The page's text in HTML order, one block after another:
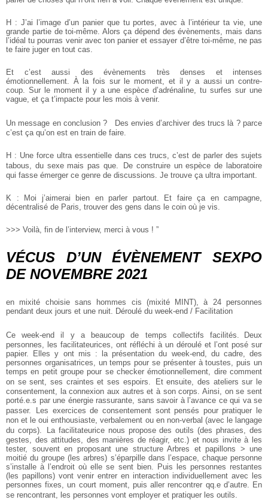
H : J’ai l’image d’un panier que tu portes, avec à l’intérieur ta vie, une
grande partie de toi-même. Alors ça dépend des évènements, mais dans
l’idéal tu pourras venir avec ton panier et essayer d’être toi-même, ne pas
te faire juger en tout cas.
Et c’est aussi des évènements très denses et intenses
émotionnellement. À la fois sur le moment, et il y a aussi un contre-
coup. Sur le moment il y a une espèce d’adrénaline, tu surfes sur une
vague, et ça t’impacte pour les mois à venir.
Un message en conclusion ? Des envies d’archiver des trucs là ? parce
c’est ça qu’on est en train de faire.
H : Une force ultra essentielle dans ces trucs, c’est de parler des sujets
tabous, du sexe mais pas que. De construire un espèce de laboratoire
qui fasse émerger ce genre de discussions. Je trouve ça ultra important.
K : Moi j’aimerai bien en parler partout. Et faire ça en campagne,
décentralisé de Paris, trouver des gens dans le coin où je vis.
>>> Voilà, fin de l’interview, merci à vous ! ”
VÉCUS D’UN ÉVÈNEMENT SEXPO
DE NOVEMBRE 2021
en mixité choisie sans hommes cis (mixité MINT), à 24 personnes
pendant deux jours et une nuit. Déroulé du week-end / Facilitation
Ce week-end il y a beaucoup de temps collectifs facilités. Deux
personnes, les facilitateurices, ont réfléchi à un déroulé et l’ont posé sur
papier. Elles y ont mis : la présentation du week-end, du cadre, des
personnes organisatrices, un temps pour se présenter à toustes, puis un
temps en petit groupe pour se checker émotionnellement, dire comment
on se sent, ses craintes et ses espoirs. Et ensuite, des ateliers sur le
consentement, la connexion aux autres et à son corps. Ainsi, on se sent
porté.e.s par une énergie rassurante, sans savoir à l’avance ce qui va se
passer. Les exercices de consentement sont pensés pour pratiquer le
non et le oui enthousiaste, verbalement ou en non-verbal (avec le langage
du corps). La facilitateurice nous propose des outils (des phrases, des
gestes, des attitudes, des manières de réagir, etc.) et nous invite à les
tester, souvent en proposant une structure Arbres et papillons > une
moitié du groupe (les arbres) s’éparpille dans l’espace, chaque personne
s’installe à l’endroit où elle se sent bien. Puis les personnes restantes
(les papillons) vont venir entrer en interaction individuellement avec les
personnes fixes, un court moment, puis aller rencontrer qq.e d’autre. En
se rencontrant, les personnes vont employer et pratiquer les outils.